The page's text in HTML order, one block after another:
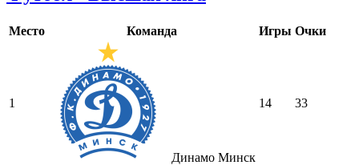
Место Команда Игры Очки
1
Динамо Минск
14 33